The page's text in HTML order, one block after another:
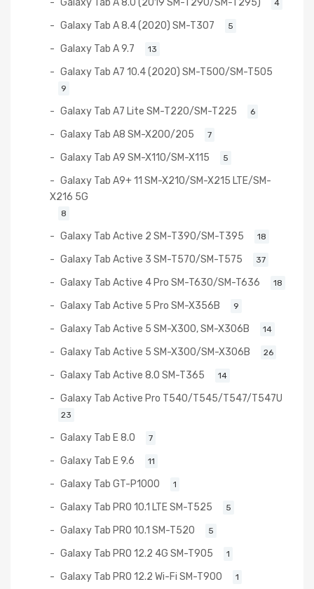
4
Galaxy Tab A 8.4 (2020) SM-T307 5
Galaxy Tab A 9.7 13
Galaxy Tab A7 10.4 (2020) SM-T500/SM-T505
9
Galaxy Tab A7 Lite SM-T220/SM-T225 6
Galaxy Tab A8 SM-X200/205 7
Galaxy Tab A9 SM-X110/SM-X115 5
Galaxy Tab A9+ 11 SM-X210/SM-X215 LTE/SM-
X216 5G
8
Galaxy Tab Active 2 SM-T390/SM-T395 18
Galaxy Tab Active 3 SM-T570/SM-T575 37
Galaxy Tab Active 4 Pro SM-T630/SM-T636 18
Galaxy Tab Active 5 Pro SM-X356B 9
Galaxy Tab Active 5 SM-X300, SM-X306B 14
Galaxy Tab Active 5 SM-X300/SM-X306B 26
Galaxy Tab Active 8.0 SM-T365 14
Galaxy Tab Active Pro T540/T545/T547/T547U
23
Galaxy Tab E 8.0 7
Galaxy Tab E 9.6 11
Galaxy Tab GT-P1000 1
Galaxy Tab PRO 10.1 LTE SM-T525 5
Galaxy Tab PRO 10.1 SM-T520 5
Galaxy Tab PRO 12.2 4G SM-T905 1
Galaxy Tab PRO 12.2 Wi-Fi SM-T900 1